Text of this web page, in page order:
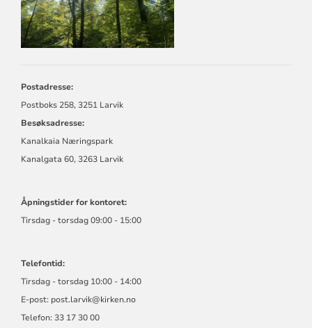
Postadresse:
Postboks 258, 3251 Larvik
Besøksadresse:
Kanalkaia Næringspark
Kanalgata 60, 3263 Larvik
Åpningstider for kontoret:
Tirsdag - torsdag 09:00 - 15:00
Telefontid:
Tirsdag - torsdag 10:00 - 14:00
E-post: post.larvik@kirken.no
Telefon: 33 17 30 00